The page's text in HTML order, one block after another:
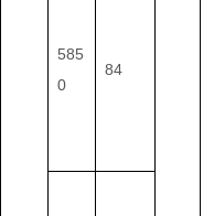
585
0
84